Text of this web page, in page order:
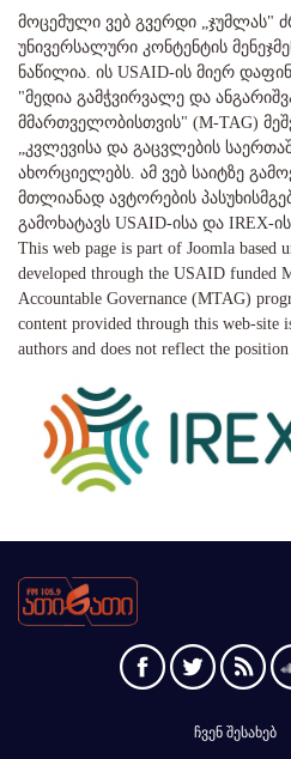
მოცემული ვებ გვერდი „ჯუმლას"
უნივერსალური კონტენტის
ნაწილია. ის USAID-ის მიერ
"მედია გამჭვირვალე და
მმართველობისთვის" (M-TAG)
„კვლევისა და გაცვლების
ახორციელებს. ამ ვებ საიტზე
მთლიანად ავტორების
გამოხატავს USAID-ისა და IREX-
This web page is part of Joomla based
developed through the USAID funded
Accountable Governance (MTAG)
content provided through this web-site
authors and does not reflect the
ჩვენ შესახებ